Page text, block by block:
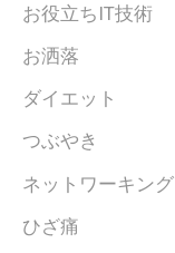
お役立ちIT技術
お洒落
ダイエット
つぶやき
ネットワーキング
ひざ痛